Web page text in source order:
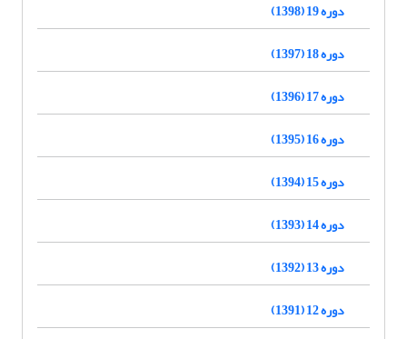
دوره 19 (1398)
دوره 18 (1397)
دوره 17 (1396)
دوره 16 (1395)
دوره 15 (1394)
دوره 14 (1393)
دوره 13 (1392)
دوره 12 (1391)